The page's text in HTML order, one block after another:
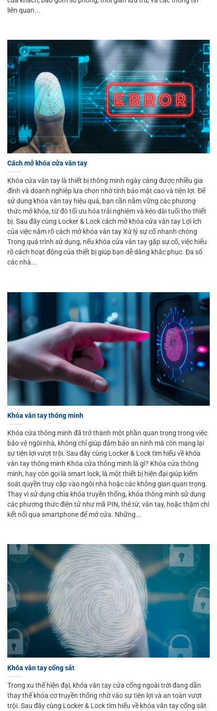
liên quan...
Cách mở khóa cửa vân tay
Khóa cửa vân tay là thiết bị thông minh ngày càng được nhiều gia
đình và doanh nghiệp lựa chọn nhờ tính bảo mật cao và tiện lợi. Để
sử dụng khóa vân tay hiệu quả, bạn cần nắm vững các phương
thức mở khóa, từ đó tối ưu hóa trải nghiệm và kéo dài tuổi thọ thiết
bị. Sau đây cùng Locker & Lock cách mở khóa cửa vân tay Lợi ích
của việc nắm rõ cách mở khóa vân tay Xử lý sự cố nhanh chóng
Trong quá trình sử dụng, nếu khóa cửa vân tay gặp sự cố, việc hiểu
rõ cách hoạt động của thiết bị giúp bạn dễ dàng khắc phục. Đa số
các nhà...
Khóa vân tay thông minh
Khóa cửa thông minh đã trở thành một phần quan trọng trong việc
bảo vệ ngôi nhà, không chỉ giúp đảm bảo an ninh mà còn mang lại
sự tiện lợi vượt trội. Sau đây cùng Locker & Lock tìm hiểu về khóa
vân tay thông minh Khóa cửa thông minh là gì? Khóa cửa thông
minh, hay còn gọi là smart lock, là một thiết bị hiện đại giúp kiểm
soát quyền truy cập vào ngôi nhà hoặc các không gian quan trọng.
Thay vì sử dụng chìa khóa truyền thống, khóa thông minh sử dụng
các phương thức điện tử như mã PIN, thẻ từ, vân tay, hoặc thậm chí
kết nối qua smartphone để mở cửa. Những...
Khóa vân tay cổng sắt
Trong xu thế hiện đại, khóa vân tay cửa cổng ngoài trời đang dần
thay thế khóa cơ truyền thống nhờ vào sự tiện lợi và an toàn vượt
trội. Sau đây cùng Locker & Lock tìm hiểu về khóa vân tay cổng sắt